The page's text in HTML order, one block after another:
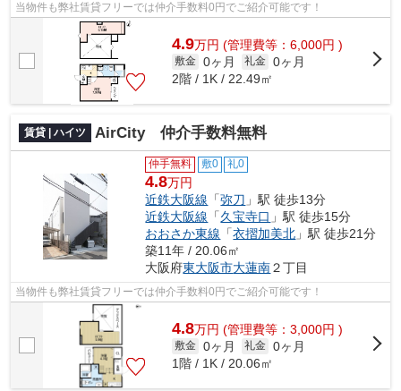
当物件も弊社賃貸フリーでは仲介手数料0円でご紹介可能です！
4.9万円 (管理費等：6,000円 )
敷金 0ヶ月 礼金 0ヶ月
2階 / 1K / 22.49㎡
賃貸 | ハイツ AirCity 仲介手数料無料
仲手無料 敷0 礼0
4.8万円
近鉄大阪線 「弥刀 」駅 徒歩13分
近鉄大阪線 「久宝寺口 」駅 徒歩15分
おおさか東線 「衣摺加美北 」駅 徒歩21分
築11年 / 20.06㎡
大阪府東大阪市大蓮南２丁目
当物件も弊社賃貸フリーでは仲介手数料0円でご紹介可能です！
4.8万円 (管理費等：3,000円 )
敷金 0ヶ月 礼金 0ヶ月
1階 / 1K / 20.06㎡